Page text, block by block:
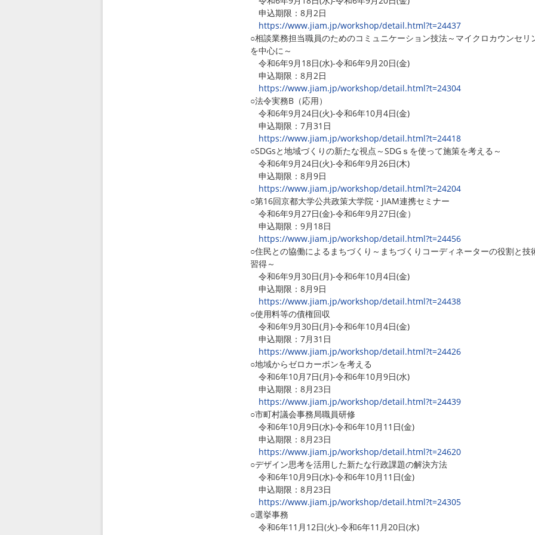
申込期限：8月2日
https://www.jiam.jp/workshop/detail.html?t=24437
○相談業務担当職員のためのコミュニケーション技法～マイクロカウンセリ
を中心に～
令和6年9月18日(水)-令和6年9月20日(金)
申込期限：8月2日
https://www.jiam.jp/workshop/detail.html?t=24304
○法令実務B（応用）
令和6年9月24日(火)-令和6年10月4日(金)
申込期限：7月31日
https://www.jiam.jp/workshop/detail.html?t=24418
○SDGsと地域づくりの新たな視点～SDGｓを使って施策を考える～
令和6年9月24日(火)-令和6年9月26日(木)
申込期限：8月9日
https://www.jiam.jp/workshop/detail.html?t=24204
○第16回京都大学公共政策大学院・JIAM連携セミナー
令和6年9月27日(金)-令和6年9月27日(金）
申込期限：9月18日
https://www.jiam.jp/workshop/detail.html?t=24456
○住民との協働によるまちづくり～まちづくりコーディネーターの役割と技
習得～
令和6年9月30日(月)-令和6年10月4日(金)
申込期限：8月9日
https://www.jiam.jp/workshop/detail.html?t=24438
○使用料等の債権回収
令和6年9月30日(月)-令和6年10月4日(金)
申込期限：7月31日
https://www.jiam.jp/workshop/detail.html?t=24426
○地域からゼロカーボンを考える
令和6年10月7日(月)-令和6年10月9日(水)
申込期限：8月23日
https://www.jiam.jp/workshop/detail.html?t=24439
○市町村議会事務局職員研修
令和6年10月9日(水)-令和6年10月11日(金)
申込期限：8月23日
https://www.jiam.jp/workshop/detail.html?t=24620
○デザイン思考を活用した新たな行政課題の解決方法
令和6年10月9日(水)-令和6年10月11日(金)
申込期限：8月23日
https://www.jiam.jp/workshop/detail.html?t=24305
○選挙事務
令和6年11月12日(火)-令和6年11月20日(水)